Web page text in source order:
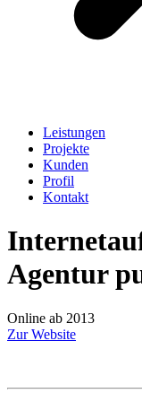
Leistungen
Projekte
Kunden
Profil
Kontakt
Agentur
Online ab 2013
Zur Website